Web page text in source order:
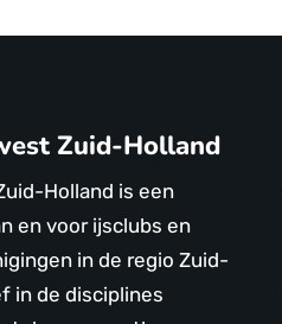
Zuid-Holland
Holland is een
en voor ijsclubs en
in de regio Zuid-
in de disciplines